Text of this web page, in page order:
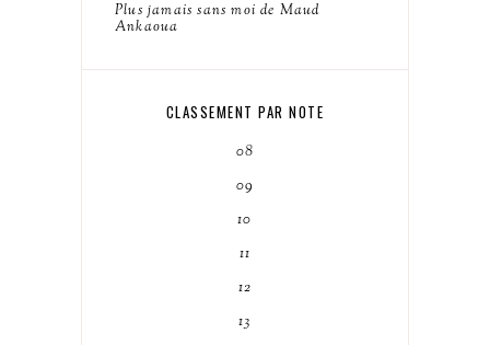
Plus jamais sans moi de Maud
Ankaoua
CLASSEMENT PAR NOTE
08
09
10
11
12
13